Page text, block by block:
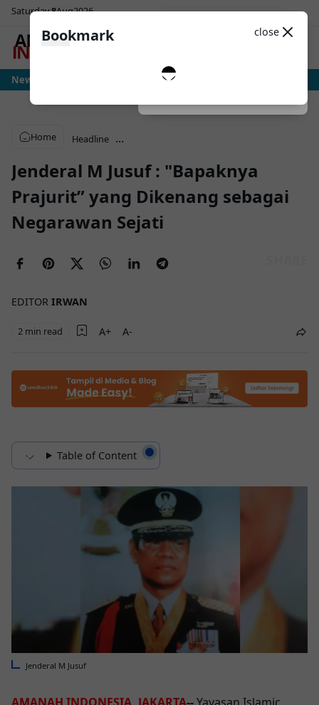
Saturday8Aug2026
Light
NewsUjian Sesungguhnya Albiceleste Dimulai, Messi Hadapi Mesin
Home Headline ...
Jenderal M Jusuf : "Bapaknya
Prajurit” yang Dikenang sebagai
Negarawan Sejati
EDITOR IRWAN
2 min read
Table of Content
Jenderal M Jusuf
AMANAH INDONESIA, JAKARTA--Yayasan Islamic
Bookmark close